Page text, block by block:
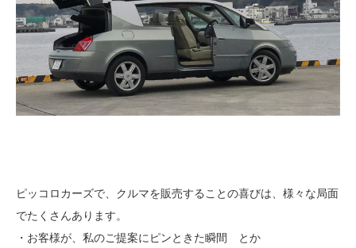
ピッコロカーズで、クルマを販売することの喜びは、様々な局面
でたくさんあります。
・お客様が、私のご提案にピンときた瞬間 とか